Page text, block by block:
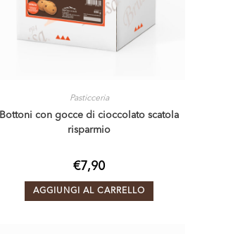
Pasticceria
Bottoni con gocce di cioccolato scatola
risparmio
€7,90
AGGIUNGI AL CARRELLO